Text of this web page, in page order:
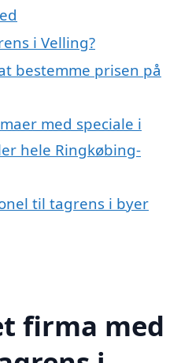
i Velling?
bestemme prisen på
med speciale i
hele Ringkøbing-
til tagrens i byer
firma med